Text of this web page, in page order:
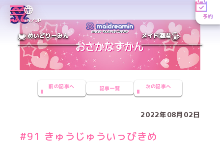
MENUEN／JP
予約
めいどりーみん メイド酒場
前の記事へ 記事一覧 次の記事へ
2022年08月02日
#91 きゅうじゅういっぴきめ